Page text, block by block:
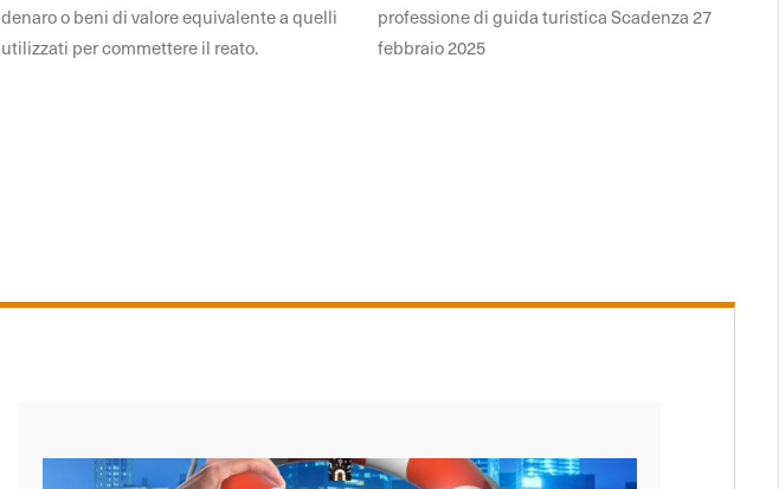
denaro o beni di valore equivalente a quelli
utilizzati per commettere il reato.
professione di guida turistica Scadenza 27
febbraio 2025